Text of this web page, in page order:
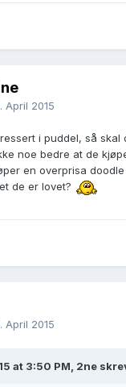
April 2015
i puddel, så skal
noe bedre at de
en overprisa doodle
de er lovet?
April 2015
at 3:50 PM, 2ne